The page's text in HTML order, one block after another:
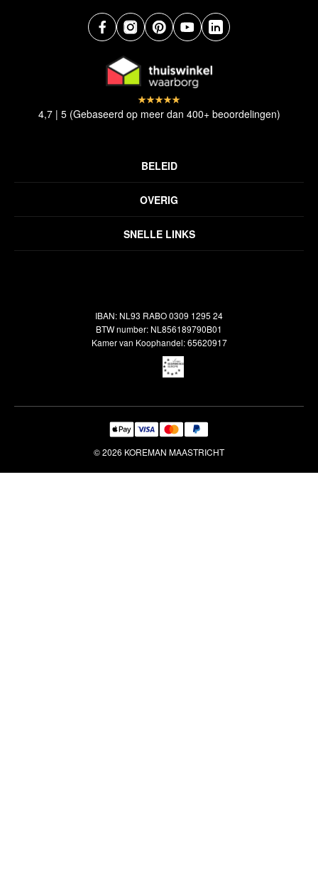
SNELLE LINKS
OVERIG
Inspiratie
Veelgestelde vragen
BELEID
Disclaimer
Verzendbeleid
4,7 | 5 (Gebaseerd op meer dan 400+ beoordelingen)
IBAN: NL93 RABO 0309 1295 24
BTW number: NL856189790B01
Kamer van Koophandel: 65620917
© 2026 KOREMAN MAASTRICHT